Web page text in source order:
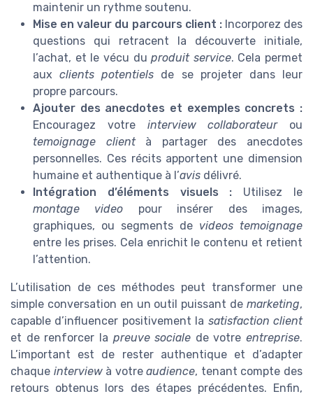
maintenir un rythme soutenu.
Mise en valeur du parcours client :Incorporez des
questions qui retracent la découverte initiale,
l’achat, et le vécu duproduit service. Cela permet
auxclients potentiels de se projeter dans leur
propre parcours.
Ajouter des anecdotes et exemples concrets :
Encouragez votre interview collaborateurou
temoignage clientà partager des anecdotes
personnelles. Ces récits apportent une dimension
humaine et authentique à l’avis délivré.
Intégration d’éléments visuels : Utilisez le
montage video pour insérer des images,
graphiques, ou segments de videos temoignage
entre les prises. Cela enrichit le contenu et retient
l’attention.
L’utilisation de ces méthodes peut transformer une
simple conversation en un outil puissant de marketing,
capable d’influencer positivement la satisfaction client
et de renforcer la preuve sociale de votre entreprise.
L’important est de rester authentique et d’adapter
chaque interviewà votreaudience, tenant compte des
retours obtenus lors des étapes précédentes. Enfin,